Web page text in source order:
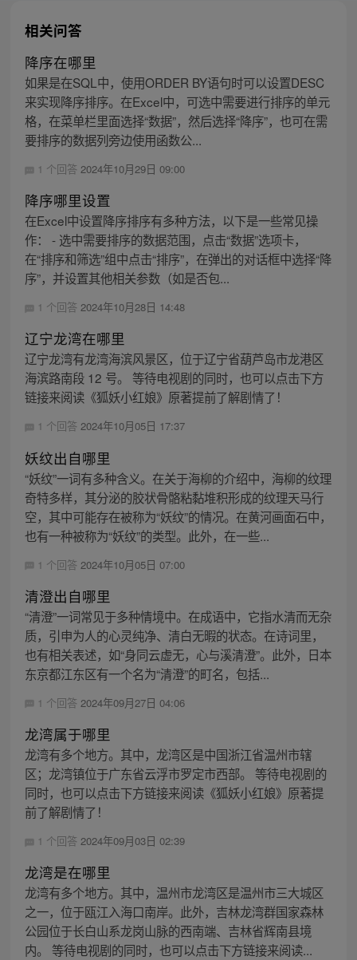
相关问答
降序在哪里
如果是在SQL中，使用ORDER BY语句时可以设置DESC
来实现降序排序。在Excel中，可选中需要进行排序的单元
格，在菜单栏里面选择“数据”，然后选择“降序”，也可在需
要排序的数据列旁边使用函数公...
1 个回答 2024年10月29日 09:00
降序哪里设置
在Excel中设置降序排序有多种方法，以下是一些常见操
作： - 选中需要排序的数据范围，点击“数据”选项卡，
在“排序和筛选”组中点击“排序”，在弹出的对话框中选择“降
序”，并设置其他相关参数（如是否包...
1 个回答 2024年10月28日 14:48
辽宁龙湾在哪里
辽宁龙湾有龙湾海滨风景区，位于辽宁省葫芦岛市龙港区
海滨路南段 12 号。 等待电视剧的同时，也可以点击下方
链接来阅读《狐妖小红娘》原著提前了解剧情了！
1 个回答 2024年10月05日 17:37
妖纹出自哪里
“妖纹”一词有多种含义。在关于海柳的介绍中，海柳的纹理
奇特多样，其分泌的胶状骨骼粘黏堆积形成的纹理天马行
空，其中可能存在被称为“妖纹”的情况。在黄河画面石中，
也有一种被称为“妖纹”的类型。此外，在一些...
1 个回答 2024年10月05日 07:00
清澄出自哪里
“清澄”一词常见于多种情境中。在成语中，它指水清而无杂
质，引申为人的心灵纯净、清白无暇的状态。在诗词里，
也有相关表述，如“身同云虚无，心与溪清澄”。此外，日本
东京都江东区有一个名为“清澄”的町名，包括...
1 个回答 2024年09月27日 04:06
龙湾属于哪里
龙湾有多个地方。其中，龙湾区是中国浙江省温州市辖
区；龙湾镇位于广东省云浮市罗定市西部。 等待电视剧的
同时，也可以点击下方链接来阅读《狐妖小红娘》原著提
前了解剧情了！
1 个回答 2024年09月03日 02:39
龙湾是在哪里
龙湾有多个地方。其中，温州市龙湾区是温州市三大城区
之一，位于瓯江入海口南岸。此外，吉林龙湾群国家森林
公园位于长白山系龙岗山脉的西南端、吉林省辉南县境
内。 等待电视剧的同时，也可以点击下方链接来阅读...